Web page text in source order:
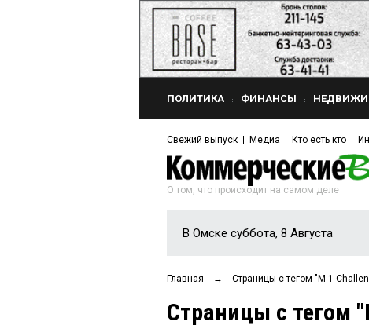
ПОЛИТИКА ФИНАНСЫ
Свежий выпуск Медиа Кто есть кто
О том, что происходит на самом деле
В Омске суббота, 8 Августа
Главная → Страницы c тегом "М-1
Страницы c тегом